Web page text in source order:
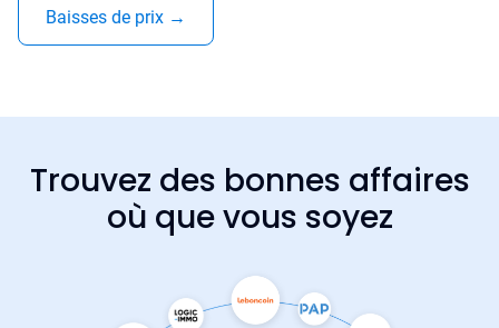
Baisses de prix →
Trouvez des bonnes affaires
où que vous soyez